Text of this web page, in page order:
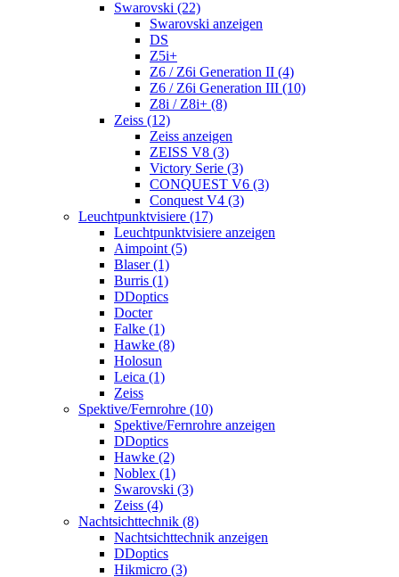
Swarovski (22)
Swarovski anzeigen
DS
Z5i+
Z6 / Z6i Generation II (4)
Z6 / Z6i Generation III (10)
Z8i / Z8i+ (8)
Zeiss (12)
Zeiss anzeigen
ZEISS V8 (3)
Victory Serie (3)
CONQUEST V6 (3)
Conquest V4 (3)
Leuchtpunktvisiere (17)
Leuchtpunktvisiere anzeigen
Aimpoint (5)
Blaser (1)
Burris (1)
DDoptics
Docter
Falke (1)
Hawke (8)
Holosun
Leica (1)
Zeiss
Spektive/Fernrohre (10)
Spektive/Fernrohre anzeigen
DDoptics
Hawke (2)
Noblex (1)
Swarovski (3)
Zeiss (4)
Nachtsichttechnik (8)
Nachtsichttechnik anzeigen
DDoptics
Hikmicro (3)